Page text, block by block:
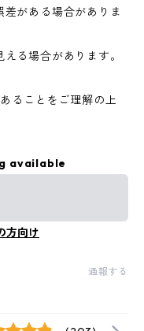
がある場合がありま
る場合があります。
ることをご理解の上
available
方向け
通報する